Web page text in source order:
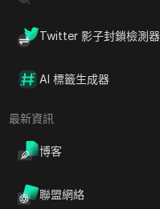
Twitter 影子封鎖檢測器
AI 標籤生成器
最新資訊
博客
聯盟網絡
紹
片提供了一個逐步指南，
見度在應用上受限，導致
什麼是陰影禁令，它的成